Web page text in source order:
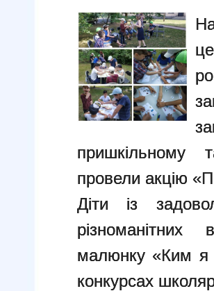
пришкільному
провели акцію
Діти із
малюнку «Ким я
конкурсах